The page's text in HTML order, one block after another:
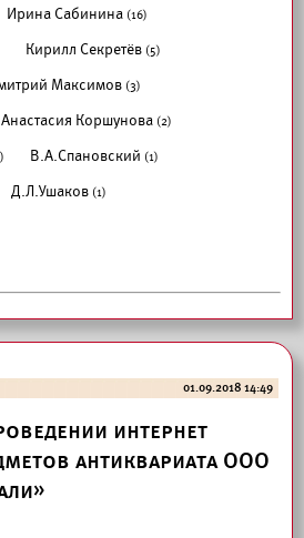
Ирина Сабинина (16)
Кирилл Секретёв (5)
Максимов (3)
Анастасия Коршунова (2)
В.А.Спановский (1)
Д.Л.Ушаков (1)
01.09.2018 14:49
интернет
антиквариата ООО